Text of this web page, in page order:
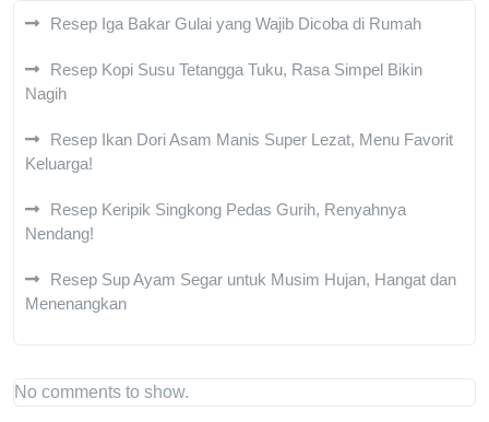
Resep Iga Bakar Gulai yang Wajib Dicoba di Rumah
Resep Kopi Susu Tetangga Tuku, Rasa Simpel Bikin
Nagih
Resep Ikan Dori Asam Manis Super Lezat, Menu Favorit
Keluarga!
Resep Keripik Singkong Pedas Gurih, Renyahnya
Nendang!
Resep Sup Ayam Segar untuk Musim Hujan, Hangat dan
Menenangkan
No comments to show.